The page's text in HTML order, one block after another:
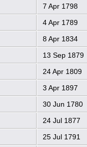
7 Apr 1798
4 Apr 1789
8 Apr 1834
13 Sep 1879
24 Apr 1809
3 Apr 1897
30 Jun 1780
24 Jul 1877
25 Jul 1791